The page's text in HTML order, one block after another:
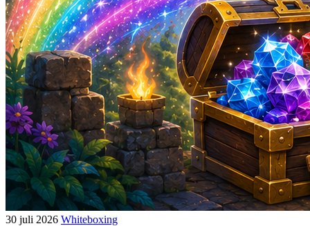
30 juli 2026 Whiteboxing